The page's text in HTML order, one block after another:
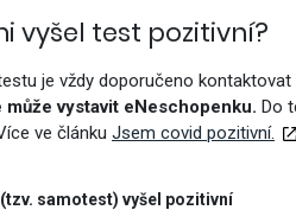
vyšel test pozitivní?
je vždy doporučeno
vystavit eNeschopenku. Do
ve článku Jsem covid pozitivní.
samotest) vyšel pozitivní